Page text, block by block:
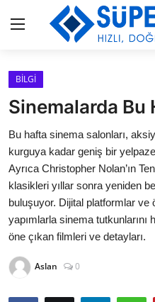
HAKKIMIZDA
KÜNYE
MODA
İŞ BİRLİĞİ
MÜZİK
BİLGİ
Sinemalarda Bu
Bu hafta sinema salonları,
kurguya kadar geniş bir
Ayrıca Christopher Nolan’ın
klasikleri yıllar sonra yeniden
buluşuyor. Dijital platformlar ve
yapımlarla sinema tutkunlarını
öne çıkan filmleri ve detayları.
Aslan 0